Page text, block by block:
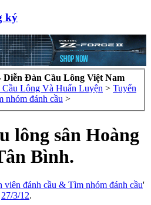
ký
Đàn Cầu Lông Việt Nam
Cầu Lông Và Huấn Luyện > Tuyển
nhóm đánh cầu >
lông sân Hoàng
Bình.
viên đánh cầu & Tìm nhóm đánh cầu'
27/3/12.